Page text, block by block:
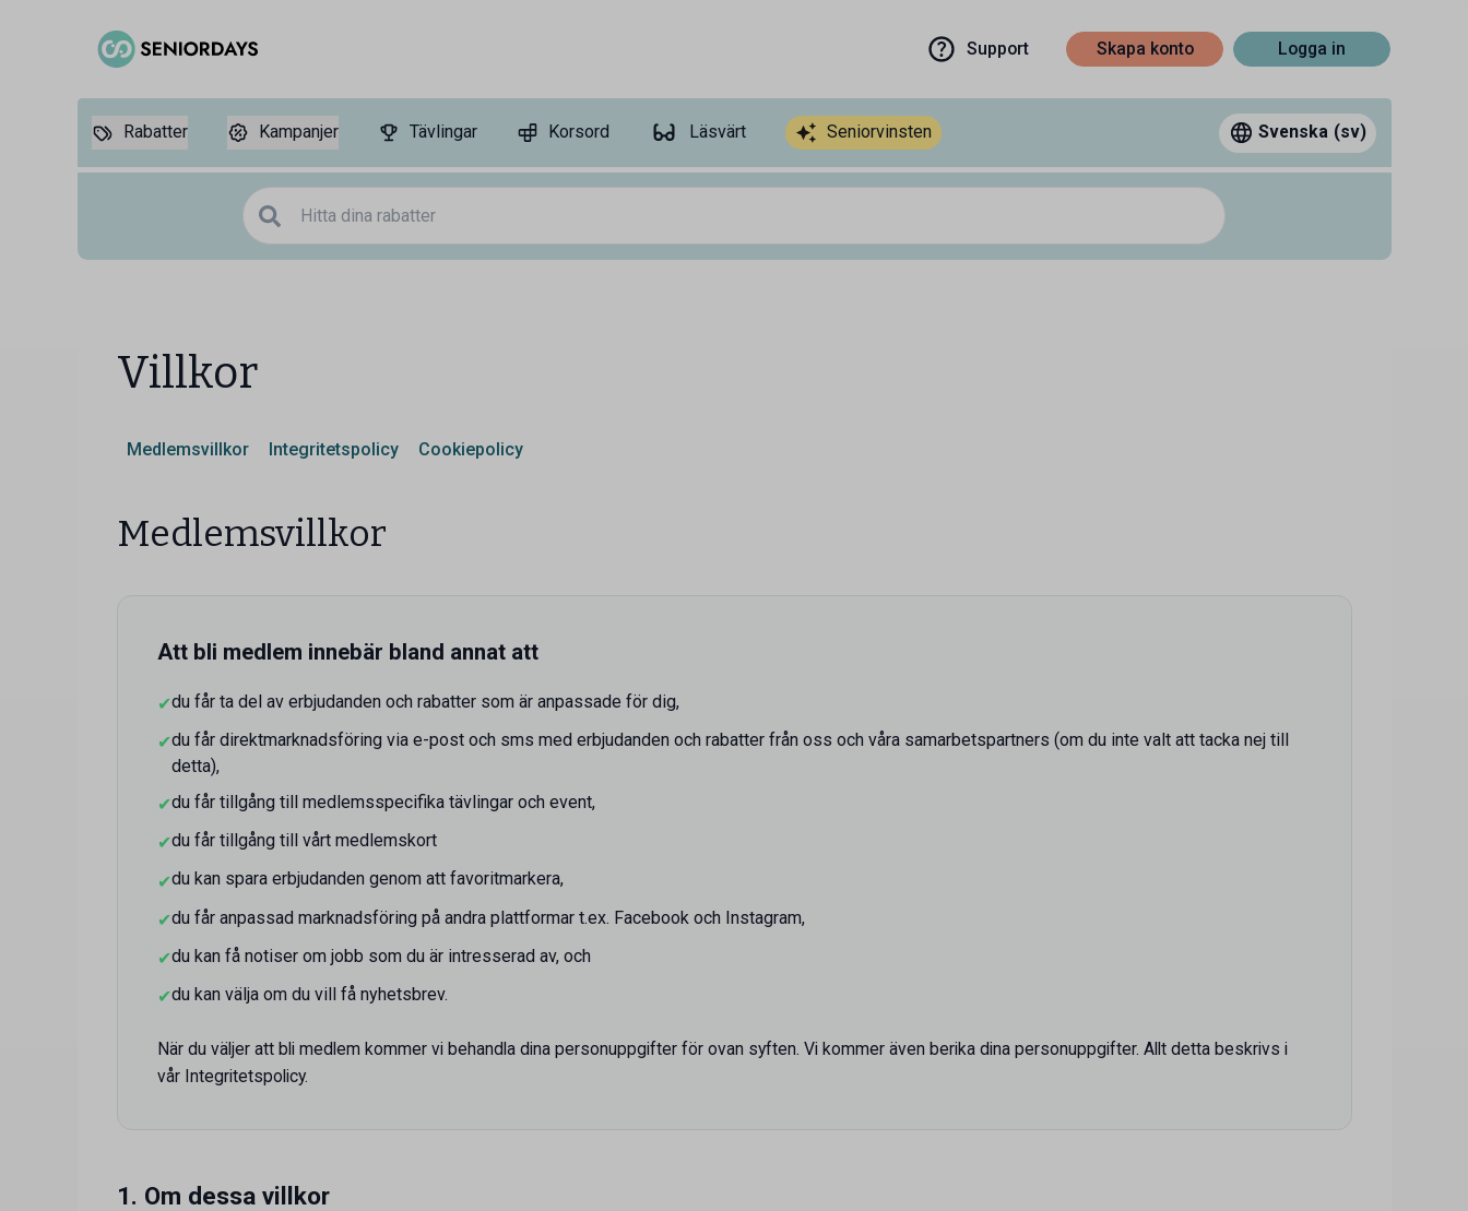
Support Skapa konto Logga in
Rabatter Kampanjer Tävlingar Korsord Läsvärt Seniorvinsten Svenska (sv)
Villkor
Medlemsvillkor Integritetspolicy Cookiepolicy
Medlemsvillkor
Att bli medlem innebär bland annat att
✔du får ta del av erbjudanden och rabatter som är anpassade för dig,
✔du får direktmarknadsföring via e-post och sms med erbjudanden och rabatter från oss och våra samarbetspartners (om du inte valt att tacka nej till
detta),
✔du får tillgång till medlemsspecifika tävlingar och event,
✔du får tillgång till vårt medlemskort
✔du kan spara erbjudanden genom att favoritmarkera,
✔du får anpassad marknadsföring på andra plattformar t.ex. Facebook och Instagram,
✔du kan få notiser om jobb som du är intresserad av, och
✔du kan välja om du vill få nyhetsbrev.
När du väljer att bli medlem kommer vi behandla dina personuppgifter för ovan syften. Vi kommer även berika dina personuppgifter. Allt detta beskrivs i
vår Integritetspolicy.
1. Om dessa villkor